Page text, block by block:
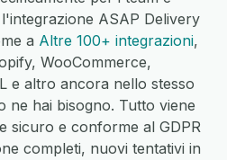
ASAP Delivery
a Altre 100+ integrazioni,
WooCommerce,
e altro ancora nello stesso
ne hai bisogno. Tutto viene
sicuro e conforme al GDPR
completi, nuovi tentativi in